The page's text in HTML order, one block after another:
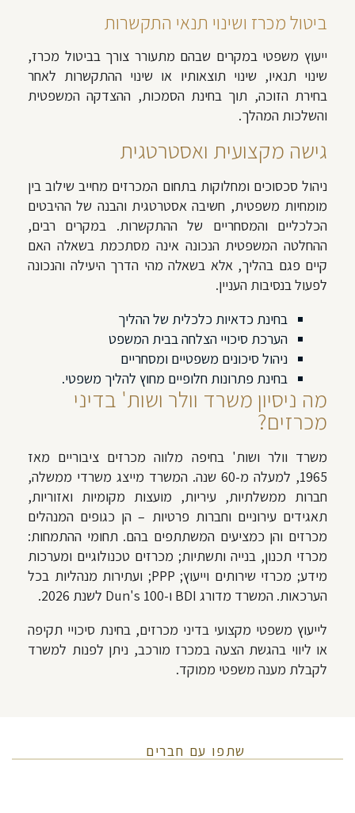
ביטול מכרז ושינוי תנאי התקשרות
ייעוץ משפטי במקרים שבהם מתעורר צורך בביטול מכרז,
שינוי תנאיו, שינוי תוצאותיו או שינוי ההתקשרות לאחר
בחירת הזוכה, תוך בחינת הסמכות, ההצדקה המשפטית
והשלכות המהלך.
גישה מקצועית ואסטרטגית
ניהול סכסוכים ומחלוקות בתחום המכרזים מחייב שילוב בין
מומחיות משפטית, חשיבה אסטרטגית והבנה של ההיבטים
הכלכליים והמסחריים של ההתקשרות. במקרים רבים,
ההחלטה המשפטית הנכונה אינה מסתכמת בשאלה האם
קיים פגם בהליך, אלא בשאלה מהי הדרך היעילה והנכונה
לפעול בנסיבות העניין.
בחינת כדאיות כלכלית של ההליך
הערכת סיכויי הצלחה בבית המשפט
ניהול סיכונים משפטיים ומסחריים
בחינת פתרונות חלופיים מחוץ להליך משפטי.
מה ניסיון משרד וולר ושות' בדיני
מכרזים?
משרד וולר ושות' בחיפה מלווה מכרזים ציבוריים מאז
1965, למעלה מ-60 שנה. המשרד מייצג משרדי ממשלה,
חברות ממשלתיות, עיריות, מועצות מקומיות ואזוריות,
תאגידים עירוניים וחברות פרטיות – הן כגופים המנהלים
מכרזים והן כמציעים המשתתפים בהם. תחומי ההתמחות:
מכרזי תכנון, בנייה ותשתיות; מכרזים טכנולוגיים ומערכות
מידע; מכרזי שירותים וייעוץ; PPP; ועתירות מנהליות בכל
הערכאות. המשרד מדורג BDI ו-Dun's 100 לשנת 2026.
לייעוץ משפטי מקצועי בדיני מכרזים, בחינת סיכויי תקיפה
או ליווי בהגשת הצעה במכרז מורכב, ניתן לפנות למשרד
לקבלת מענה משפטי ממוקד.
שתפו עם חברים